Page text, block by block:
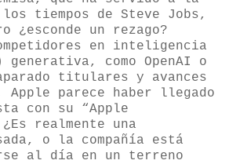
los tiempos de Steve Jobs,
¿esconde un rezago?
en inteligencia
como OpenAI o
titulares y avances
parece haber llegado
con su “Apple
realmente una
o la compañía está
al día en un terreno